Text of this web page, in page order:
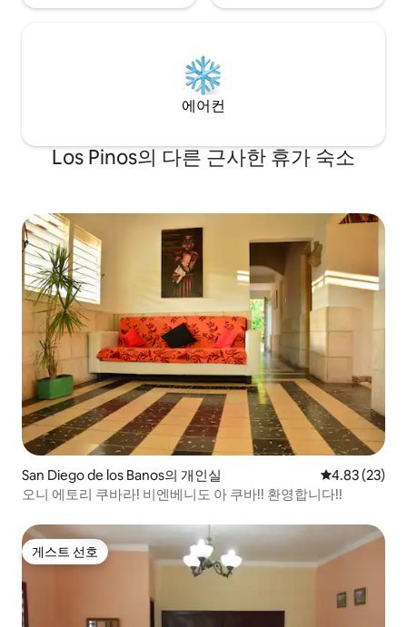
에어컨
Los Pinos의 다른 근사한 휴가 숙소
San Diego de los Banos의 개인실 평점 4.83점(5
4.83 (23)
오니 에토리 쿠바라! 비엔베니도 아 쿠바!! 환영합니다!!
게스트 선호
게스트 선호